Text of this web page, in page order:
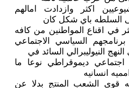
اكثر وازدادت امالهم
السلطه باي شكل كان
في اقناع المواطنين من كافه
السياسي الاجتماعي
النيوليبرالي السائد في
ديموقراطي نوعا ما
انسانيه
قوى الشعب المنتج بدلا عن